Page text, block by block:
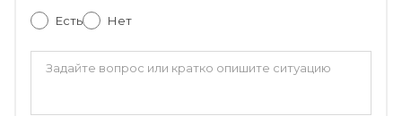
Есть Нет